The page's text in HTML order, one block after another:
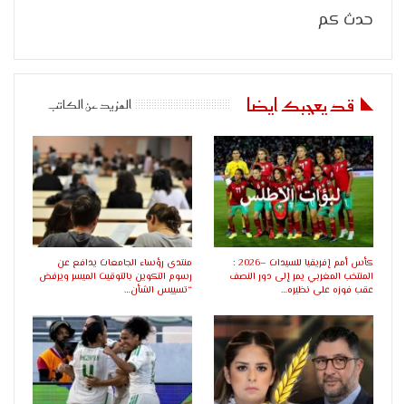
حدث كم
قد يعجبك ايضا المزيد عن الكاتب
كأس أمم إفريقيا للسيدات –2026 :
المنتخب المغربي يمر إلى دور النصف
عقب فوزه على نظيره…
منتدى رؤساء الجامعات يدافع عن
رسوم التكوين بالتوقيت الميسر ويرفض
“تسييس الشأن…